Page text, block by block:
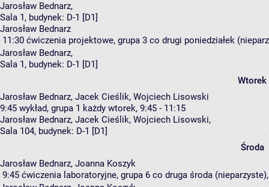
Jarosław Bednarz,
Sala 1, budynek: D-1 [D1]
Jarosław Bednarz
11:30 ćwiczenia projektowe, grupa 3 co drugi poniedziałek
Jarosław Bednarz,
Sala 1, budynek: D-1 [D1]
Wtorek
Jarosław Bednarz, Jacek Cieślik, Wojciech Lisowski
9:45 wykład, grupa 1 każdy wtorek, 9:45 - 11:15
Jarosław Bednarz, Jacek Cieślik, Wojciech Lisowski,
Sala 104, budynek: D-1 [D1]
Środa
Jarosław Bednarz, Joanna Koszyk
9:45 ćwiczenia laboratoryjne, grupa 6 co druga środa